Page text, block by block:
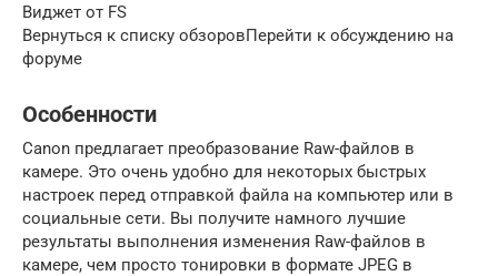
Виджет от FS
Вернуться к списку обзоровПерейти к обсуждению на
форуме
Особенности
Canon предлагает преобразование Raw-файлов в
камере. Это очень удобно для некоторых быстрых
настроек перед отправкой файла на компьютер или в
социальные сети. Вы получите намного лучшие
результаты выполнения изменения Raw-файлов в
камере, чем просто тонировки в формате JPEG в